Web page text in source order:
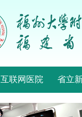
互联网医院 省立